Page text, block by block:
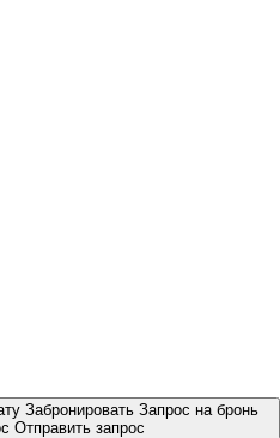
Забронировать Запрос на бронь
Отправить запрос